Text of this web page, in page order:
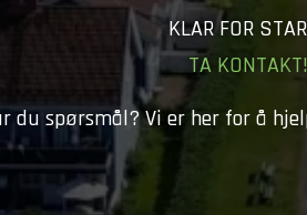
KLAR FOR
TA KONTAKT!
du spørsmål? Vi er her for å